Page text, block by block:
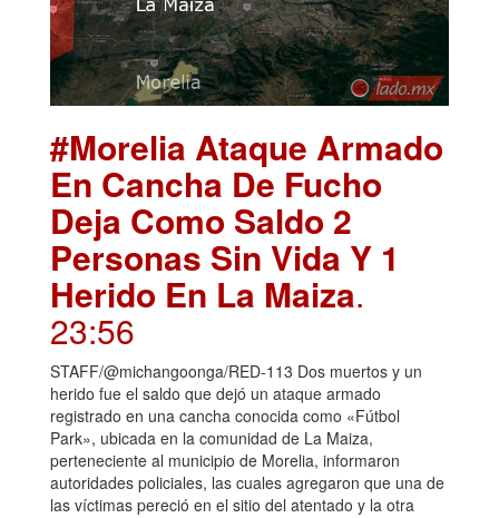
#Morelia Ataque Armado
En Cancha De Fucho
Deja Como Saldo 2
Personas Sin Vida Y 1
Herido En La Maiza.
23:56
STAFF/@michangoonga/RED-113 Dos muertos y un
herido fue el saldo que dejó un ataque armado
registrado en una cancha conocida como «Fútbol
Park», ubicada en la comunidad de La Maiza,
perteneciente al municipio de Morelia, informaron
autoridades policiales, las cuales agregaron que una de
las víctimas pereció en el sitio del atentado y la otra